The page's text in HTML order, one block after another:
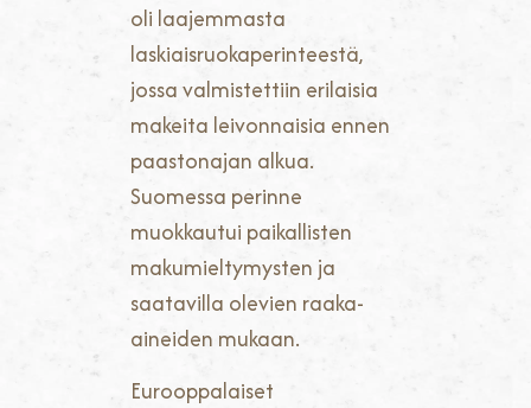
oli laajemmasta
laskiaisruokaperinteestä,
jossa valmistettiin erilaisia
makeita leivonnaisia ennen
paastonajan alkua.
Suomessa perinne
muokkautui paikallisten
makumieltymysten ja
saatavilla olevien raaka-
aineiden mukaan.
Eurooppalaiset